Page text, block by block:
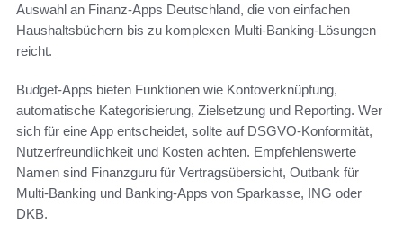
Auswahl an Finanz-Apps Deutschland, die von einfachen
Haushaltsbüchern bis zu komplexen Multi-Banking-Lösungen
reicht.
Budget-Apps bieten Funktionen wie Kontoverknüpfung,
automatische Kategorisierung, Zielsetzung und Reporting. Wer
sich für eine App entscheidet, sollte auf DSGVO-Konformität,
Nutzerfreundlichkeit und Kosten achten. Empfehlenswerte
Namen sind Finanzguru für Vertragsübersicht, Outbank für
Multi-Banking und Banking-Apps von Sparkasse, ING oder
DKB.